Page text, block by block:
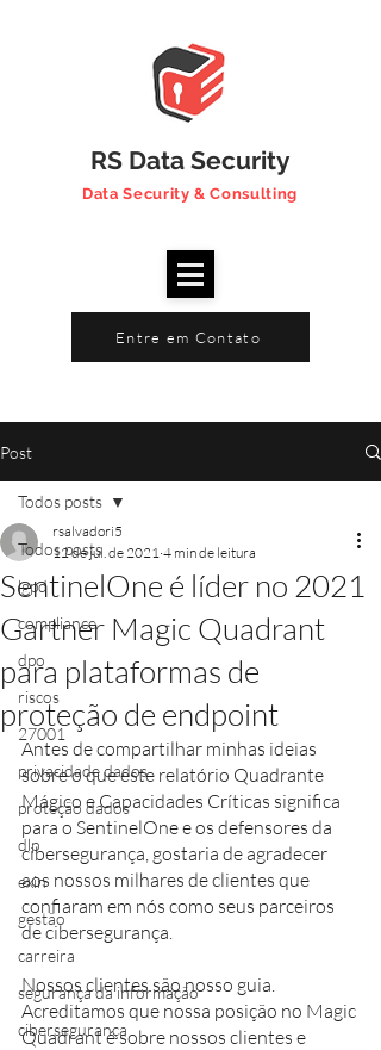
Data Security & Consulting
RS Data Security
Entre em Contato
Post
Todos posts
lgpd
compliance
dpo
riscos
27001
privacidade dados
proteção dados
dlp
exin
gestão
carreira
segurança da informação
cibersegurança
Todos posts
SentinelOne é líder no 2021
Gartner Magic Quadrant
para plataformas de
proteção de endpoint
rsalvadori5
12 de jul. de 2021 4 min de leitura
Antes de compartilhar minhas ideias
sobre o que este relatório Quadrante
Mágico e Capacidades Críticas significa
para o SentinelOne e os defensores da
cibersegurança, gostaria de agradecer
aos nossos milhares de clientes que
confiaram em nós como seus parceiros
de cibersegurança.
Nossos clientes são nosso guia.
Acreditamos que nossa posição no Magic
Quadrant é sobre nossos clientes e